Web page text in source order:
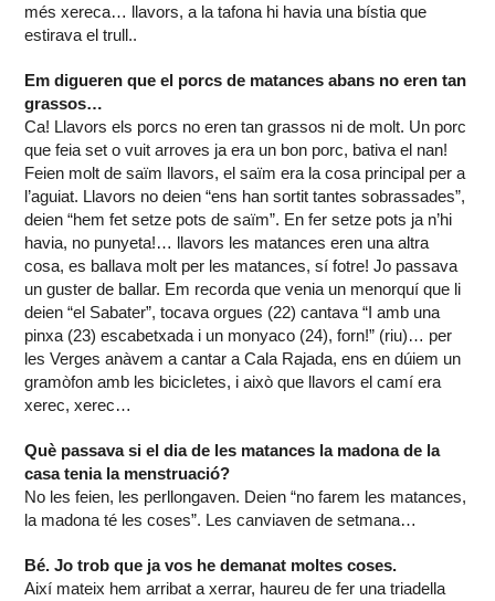
més xereca… llavors, a la tafona hi havia una bístia que
estirava el trull..
Em digueren que el porcs de matances abans no eren tan
grassos…
Ca! Llavors els porcs no eren tan grassos ni de molt. Un porc
que feia set o vuit arroves ja era un bon porc, bativa el nan!
Feien molt de saïm llavors, el saïm era la cosa principal per a
l’aguiat. Llavors no deien “ens han sortit tantes sobrassades”,
deien “hem fet setze pots de saïm”. En fer setze pots ja n’hi
havia, no punyeta!… llavors les matances eren una altra
cosa, es ballava molt per les matances, sí fotre! Jo passava
un guster de ballar. Em recorda que venia un menorquí que li
deien “el Sabater”, tocava orgues (22) cantava “I amb una
pinxa (23) escabetxada i un monyaco (24), forn!” (riu)… per
les Verges anàvem a cantar a Cala Rajada, ens en dúiem un
gramòfon amb les bicicletes, i això que llavors el camí era
xerec, xerec…
Què passava si el dia de les matances la madona de la
casa tenia la menstruació?
No les feien, les perllongaven. Deien “no farem les matances,
la madona té les coses”. Les canviaven de setmana…
Bé. Jo trob que ja vos he demanat moltes coses.
Així mateix hem arribat a xerrar, haureu de fer una triadella